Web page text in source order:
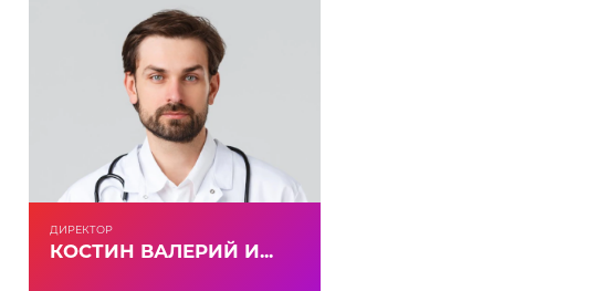
ДИРЕКТОР
КОСТИН ВАЛЕРИЙ И...